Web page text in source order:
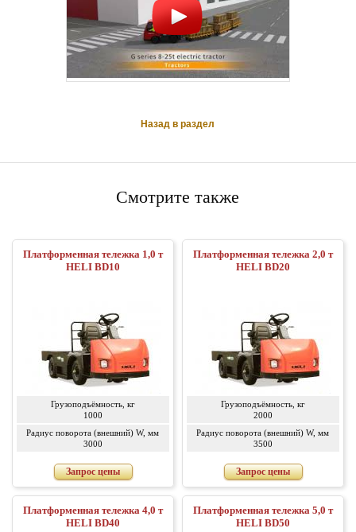
Назад в раздел
Смотрите также
Платформенная тележка 1,0 т
HELI BD10
Грузоподъёмность, кг
1000
Радиус поворота (внешний) W, мм
3000
Запрос цены
Платформенная тележка 2,0 т
HELI BD20
Грузоподъёмность, кг
2000
Радиус поворота (внешний) W, мм
3500
Запрос цены
Платформенная тележка 4,0 т
HELI BD40
Платформенная тележка 5,0 т
HELI BD50